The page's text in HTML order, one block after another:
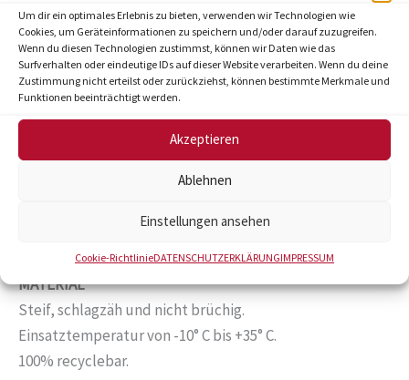
Um dir ein optimales Erlebnis zu bieten, verwenden wir Technologien wie
Cookies, um Geräteinformationen zu speichern und/oder darauf zuzugreifen.
Wenn du diesen Technologien zustimmst, können wir Daten wie das
Surfverhalten oder eindeutige IDs auf dieser Website verarbeiten. Wenn du deine
Zustimmung nicht erteilst oder zurückziehst, können bestimmte Merkmale und
Funktionen beeinträchtigt werden.
Akzeptieren
Ablehnen
Einstellungen ansehen
Cookie-RichtlinieDATENSCHUTZERKLÄRUNGIMPRESSUM
Ein verkanten der Tackernadel im Tackersetzgerät wird
verhindert, dadurch längere Einsatzzeit.
2 X SPEEDMAGAZINIERUNG
Die Ladekapazität auf Tackergeräten ist bei unseren
thermoverschweißten Tackernadeln doppelt so hoch.
Einsetzbar auch für PP Hohlkammerplatten.
MATERIAL
Steif, schlagzäh und nicht brüchig.
Einsatztemperatur von -10° C bis +35° C.
100% recyclebar.